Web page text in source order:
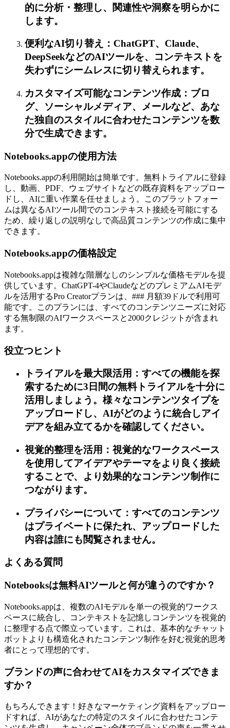
的に分析・整理し、関連性や洞察を明らかに
します。
便利なAI切り替え：ChatGPT、Claude、
DeepSeekなどのAIツールを、コンテキストを
失わずにシームレスに切り替えられます。
カスタマイズ可能なコンテンツ作成：ブロ
グ、ソーシャルメディア、メールなど、あな
た独自のスタイルに合わせたコンテンツを数
分で生成できます。
Notebooks.appの使用方法
Notebooks.appの利用開始は簡単です。無料トライアルに登録
し、動画、PDF、ウェブサイトなどの既存資料をアップロー
ドし、AIに重い作業を任せましょう。このプラットフォー
ムは異なるAIツール間でのコンテキスト接続を可能にする
ため、繰り返しの説明なしで高品質コンテンツの作成に集中
できます。
Notebooks.appの価格設定
Notebooks.appは複雑な階層なしのシンプルな価格モデルを提
供しています。ChatGPT-4やClaudeなどのプレミアムAIモデ
ルを活用するPro Creatorプランは、### 月額39ドルで利用可
能です。このプランには、すべてのコンテンツニーズに対応
する無制限のAIワークスペースと2000クレジットが含まれ
ます。
役立つヒント
トライアルを最大限活用：すべての機能を探
索するために3日間の無料トライアルを十分に
活用しましょう。様々なコンテンツタイプを
アップロードし、AIがどのように統合しアイ
デアを組み立てるかを確認してください。
視覚的整理を活用：視覚的なワークスペース
を使用してアイデアやテーマをより良く接続
することで、より効果的なコンテンツ制作に
つながります。
プライバシーについて：すべてのコンテンツ
はプライベートに保たれ、アップロードした
内容は誰にも閲覧されません。
よくある質問
Notebooksは無料AIツールと何が違うのですか？
Notebooks.appは、複数のAIモデルを単一の視覚的ワークス
ペースに統合し、コンテキストを記憶しコンテンツを視覚的
に整理する点で際立っています。これは、基本的なチャット
ボットよりも構造化されたコンテンツ制作を好む視覚的思考
者にとって理想的です。
ブランドの声に合わせてAIをカスタマイズできま
すか？
もちろんできます！好きなマーケティング資料をアップロー
ドすれば、AIがあなたの特定のスタイルに合わせたコンテ